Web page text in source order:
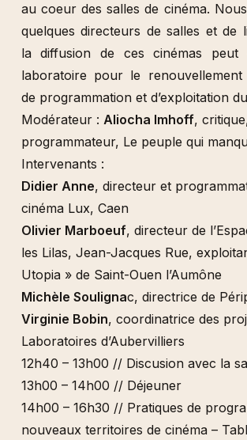
au coeur des salles de cinéma.
quelques directeurs de salles et de
la diffusion de ces cinémas peut
laboratoire pour le renouvellement
de programmation et d’exploitation
Modérateur : Aliocha Imhoff,
programmateur, Le peuple qui
Intervenants :
Didier Anne, directeur et
cinéma Lux, Caen
Olivier Marboeuf, directeur de
les Lilas, Jean-Jacques Rue,
Utopia » de Saint-Ouen l’Aumône
Michèle Soulignac, directrice de
Virginie Bobin, coordinatrice des
Laboratoires d’Aubervilliers
12h40 – 13h00 // Discusion avec la
13h00 – 14h00 // Déjeuner
14h00 – 16h30 // Pratiques de
nouveaux territoires de cinéma –